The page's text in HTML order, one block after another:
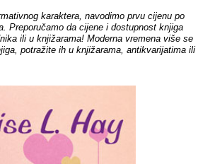
karaktera, navodimo prvu cijenu po
Preporučamo da cijene i dostupnost knjiga
ili u knjižarama! Moderna vremena više se
potražite ih u knjižarama, antikvarijatima ili